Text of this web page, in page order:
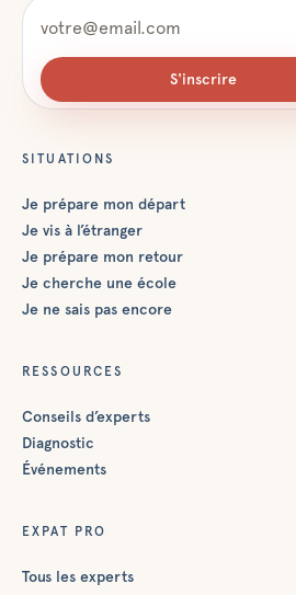
S'inscrire
SITUATIONS
Je prépare mon départ
Je vis à l’étranger
Je prépare mon retour
Je cherche une école
Je ne sais pas encore
RESSOURCES
Conseils d’experts
Diagnostic
Événements
EXPAT PRO
Tous les experts